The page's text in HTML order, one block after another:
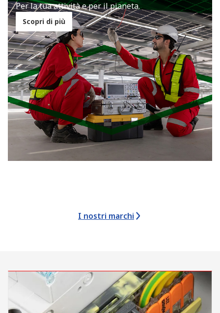
Per la tua attività e per il pianeta.
Scopri di più
I nostri marchi